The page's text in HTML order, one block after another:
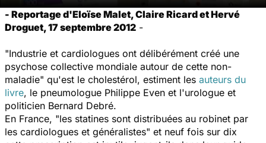
- Reportage d'Eloïse Malet, Claire Ricard et Hervé
Droguet, 17 septembre 2012 -
"Industrie et cardiologues ont délibérément créé une
psychose collective mondiale autour de cette non-
maladie" qu'est le cholestérol, estiment les auteurs du
livre, le pneumologue Philippe Even et l'urologue et
politicien Bernard Debré.
En France, "les statines sont distribuées au robinet par
les cardiologues et généralistes" et neuf fois sur dix